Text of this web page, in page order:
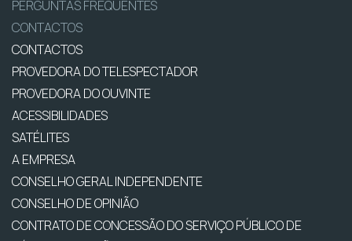
PERGUNTAS FREQUENTES
CONTACTOS
CONTACTOS
PROVEDORA DO TELESPECTADOR
PROVEDORA DO OUVINTE
ACESSIBILIDADES
SATÉLITES
A EMPRESA
CONSELHO GERAL INDEPENDENTE
CONSELHO DE OPINIÃO
CONTRATO DE CONCESSÃO DO SERVIÇO PÚBLICO DE